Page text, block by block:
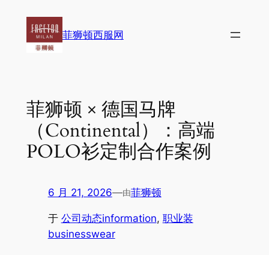
菲狮顿西服网
菲狮顿 × 德国马牌
（Continental）：高端
POLO衫定制合作案例
6 月 21, 2026—由菲狮顿
于 公司动态information, 职业装
businesswear